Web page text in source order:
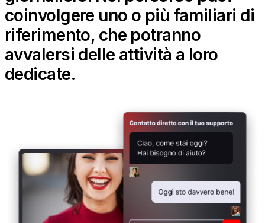
coinvolgere uno o più familiari di
riferimento, che potranno
avvalersi delle attività a loro
dedicate.